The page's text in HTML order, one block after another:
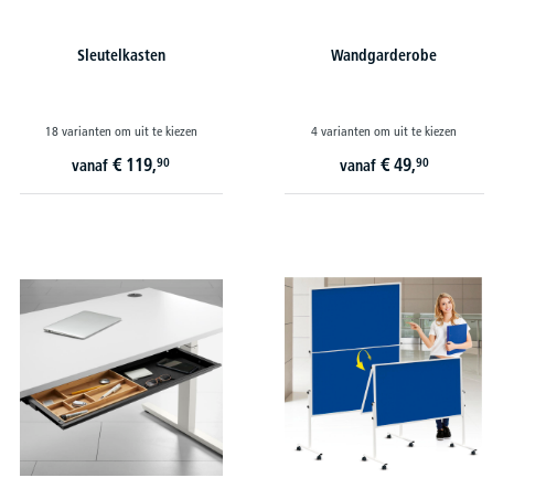
Sleutelkasten
18 varianten om uit te kiezen
vanaf€ 119,90
Wandgarderobe
4 varianten om uit te kiezen
vanaf € 49,90